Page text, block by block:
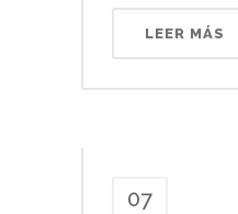
LEER MÁS
07